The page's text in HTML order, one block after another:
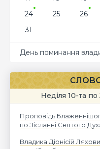
24
25 26
31
День поминання
Неділя 10-та по
Проповідь
по Зісланні Святого
Владика Діонісій